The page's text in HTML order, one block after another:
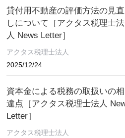
貸付用不動産の評価方法の見直
しについて［アクタス税理士法
人 News Letter］
アクタス税理士法人
2025/12/24
資本金による税務の取扱いの相
違点［アクタス税理士法人
Letter］
アクタス税理士法人